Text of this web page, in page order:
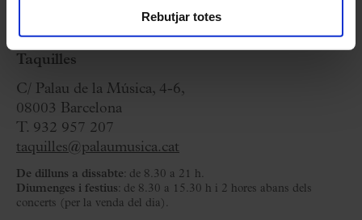
Rebutjar totes
Taquilles
C/ Palau de la Música, 4-6,
08003 Barcelona
T. 932 957 207
taquilles@palaumusica.cat
De dilluns a dissabte: de 8.30 a 21 h.
Diumenges i festius: de 8.30 a 15.30 h i 2 hores abans dels
concerts (per la venda del dia).